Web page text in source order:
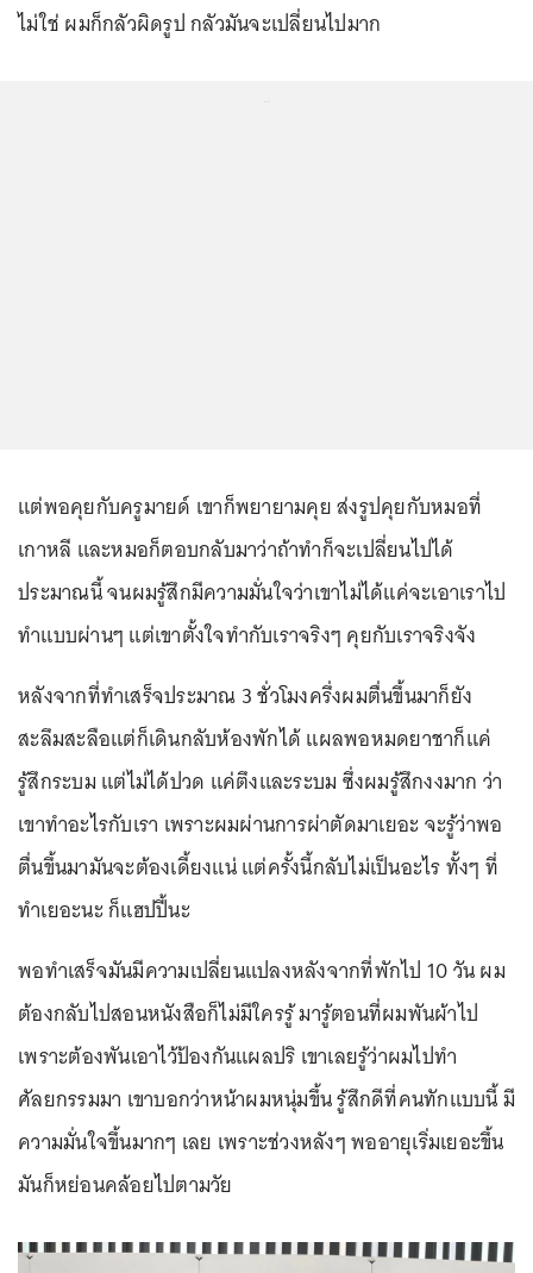
ไม่ใช่ ผมก็กลัวผิดรูป กลัวมันจะเปลี่ยนไปมาก
แต่พอคุยกับครูมายด์ เขาก็พยายามคุย ส่งรูปคุยกับหมอที่
เกาหลี และหมอก็ตอบกลับมาว่าถ้าทำก็จะเปลี่ยนไปได้
ประมาณนี้ จนผมรู้สึกมีความมั่นใจว่าเขาไม่ได้แค่จะเอาเราไป
ทำแบบผ่านๆ แต่เขาตั้งใจทำกับเราจริงๆ คุยกับเราจริงจัง
หลังจากที่ทำเสร็จประมาณ 3 ชั่วโมงครึ่งผมตื่นขึ้นมาก็ยัง
สะลึมสะลือแต่ก็เดินกลับห้องพักได้ แผลพอหมดยาชาก็แค่
รู้สึกระบม แต่ไม่ได้ปวด แค่ตึงและระบม ซึ่งผมรู้สึกงงมาก ว่า
เขาทำอะไรกับเรา เพราะผมผ่านการผ่าตัดมาเยอะ จะรู้ว่าพอ
ตื่นขึ้นมามันจะต้องเดี้ยงแน่ แต่ครั้งนี้กลับไม่เป็นอะไร ทั้งๆ ที่
ทำเยอะนะ ก็แฮปปี้นะ
พอทำเสร็จมันมีความเปลี่ยนแปลงหลังจากที่พักไป 10 วัน ผม
ต้องกลับไปสอนหนังสือก็ไม่มีใครรู้ มารู้ตอนที่ผมพันผ้าไป
เพราะต้องพันเอาไว้ป้องกันแผลปริ เขาเลยรู้ว่าผมไปทำ
ศัลยกรรมมา เขาบอกว่าหน้าผมหนุ่มขึ้น รู้สึกดีที่คนทักแบบนี้ มี
ความมั่นใจขึ้นมากๆ เลย เพราะช่วงหลังๆ พออายุเริ่มเยอะขึ้น
มันก็หย่อนคล้อยไปตามวัย